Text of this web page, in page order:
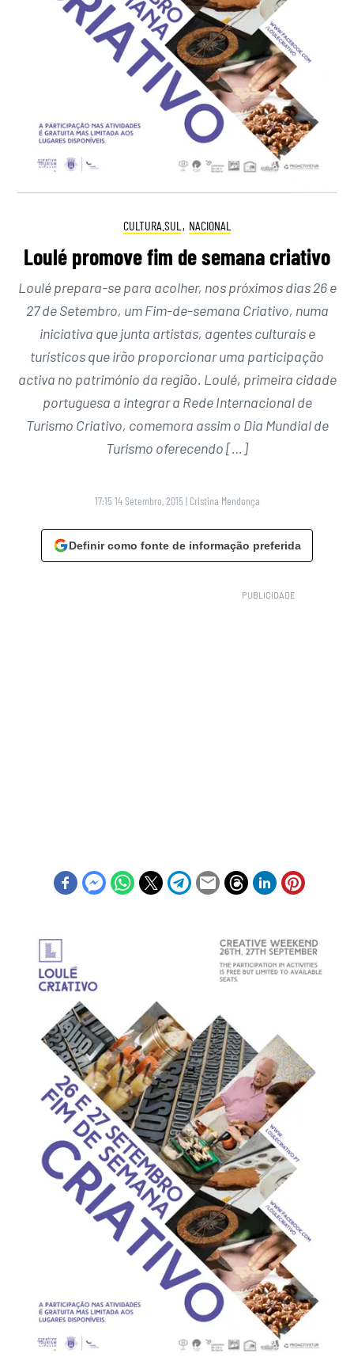
CULTURA.SUL , NACIONAL
Loulé promove fim de semana criativo
Loulé prepara-se para acolher, nos próximos dias 26 e
27 de Setembro, um Fim-de-semana Criativo, numa
iniciativa que junta artistas, agentes culturais e
turísticos que irão proporcionar uma participação
activa no património da região. Loulé, primeira cidade
portuguesa a integrar a Rede Internacional de
Turismo Criativo, comemora assim o Dia Mundial de
Turismo oferecendo […]
17:15 14 Setembro, 2015 | Cristina Mendonça
Definir como fonte de informação preferida